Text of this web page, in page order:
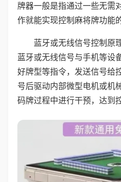
牌器一般是指通过一些无需
作就能实现控制麻将牌功能
蓝牙或无线信号控制原
蓝牙或无线信号与手机等设
好牌型等指令，发送信号给
号后驱动内部微型电机或机
码牌过程中进行干预，达到